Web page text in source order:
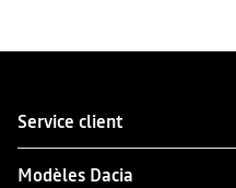
Service client
Modèles Dacia